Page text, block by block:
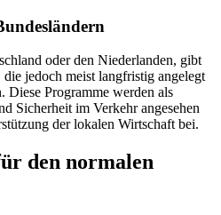
oder den Niederlanden, gibt
jedoch meist langfristig angelegt
Diese Programme werden als
Sicherheit im Verkehr angesehen
der lokalen Wirtschaft bei.
den normalen